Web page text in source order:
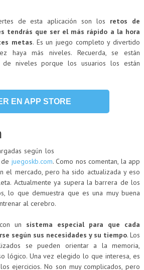
de esta aplicación son los retos de
tendrás que ser el más rápido a la hora
metas. Es un juego completo y divertido
haya más niveles. Recuerda, se están
de niveles porque los usuarios los están
EN APP STORE
según los
juegoskb.com. Como nos comentan, la app
el mercado, pero ha sido actualizada y eso
Actualmente ya supera la barrera de los
lo que demuestra que es una muy buena
al cerebro.
un sistema especial para que cada
según sus necesidades y su tiempo. Los
se pueden orientar a la memoria,
lógico. Una vez elegido lo que interesa, es
ejercicios. No son muy complicados, pero